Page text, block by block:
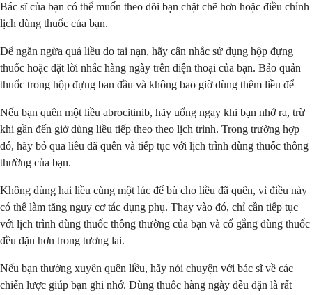
Bác sĩ của bạn có thể muốn theo dõi bạn chặt chẽ hơn hoặc điều chỉnh
lịch dùng thuốc của bạn.
Để ngăn ngừa quá liều do tai nạn, hãy cân nhắc sử dụng hộp đựng
thuốc hoặc đặt lời nhắc hàng ngày trên điện thoại của bạn. Bảo quản
thuốc trong hộp đựng ban đầu và không bao giờ dùng thêm liều để
Nếu bạn quên một liều abrocitinib, hãy uống ngay khi bạn nhớ ra, trừ
khi gần đến giờ dùng liều tiếp theo theo lịch trình. Trong trường hợp
đó, hãy bỏ qua liều đã quên và tiếp tục với lịch trình dùng thuốc thông
thường của bạn.
Không dùng hai liều cùng một lúc để bù cho liều đã quên, vì điều này
có thể làm tăng nguy cơ tác dụng phụ. Thay vào đó, chỉ cần tiếp tục
với lịch trình dùng thuốc thông thường của bạn và cố gắng dùng thuốc
đều đặn hơn trong tương lai.
Nếu bạn thường xuyên quên liều, hãy nói chuyện với bác sĩ về các
chiến lược giúp bạn ghi nhớ. Dùng thuốc hàng ngày đều đặn là rất